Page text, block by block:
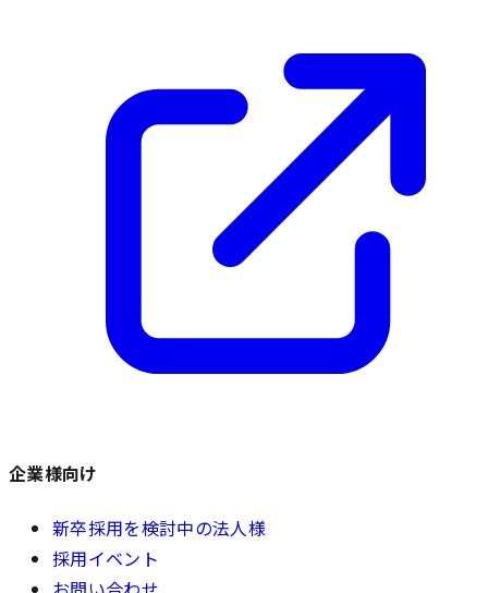
企業様向け
新卒採用を検討中の法人様
採用イベント